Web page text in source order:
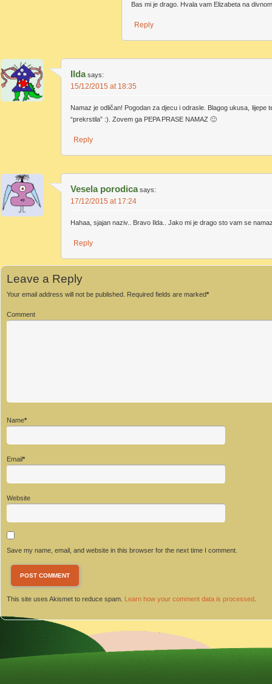
Bas mi je drago. Hvala vam Elizabeta na
Reply
Ilda says:
15/12/2015 at 18:35
Namaz je odličan! Pogodan za djecu i odrasle. Blagog ukusa, lijepe
“prekrstila” :). Zovem ga PEPA PRASE NAMAZ 🙂
Reply
Vesela porodica says:
17/12/2015 at 17:24
Hahaa, sjajan naziv.. Bravo Ilda.. Jako mi je drago sto vam se
Reply
Leave a Reply
Your email address will not be published. Required fields are marked*
Comment
Name*
Email*
Website
Save my name, email, and website in this browser for the next time I comment.
This site uses Akismet to reduce spam. Learn how your comment data is processed